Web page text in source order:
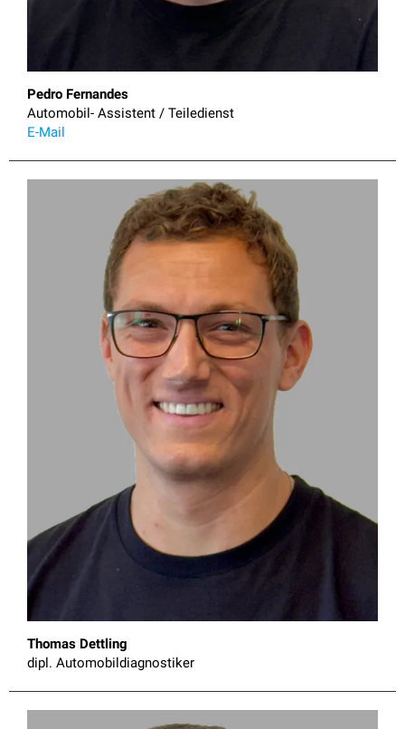
Pedro Fernandes
Automobil- Assistent / Teiledienst
E-Mail
Thomas Dettling